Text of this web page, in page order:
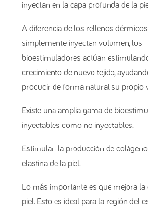
inyectan en la capa profunda de la
A diferencia de los rellenos
simplemente inyectan volumen, los
bioestimuladores actúan
crecimiento de nuevo tejido,
producir de forma natural su propio
Existe una amplia gama de
inyectables como no inyectables.
Estimulan la producción de
elastina de la piel.
Lo más importante es que mejora la
piel. Esto es ideal para la región del